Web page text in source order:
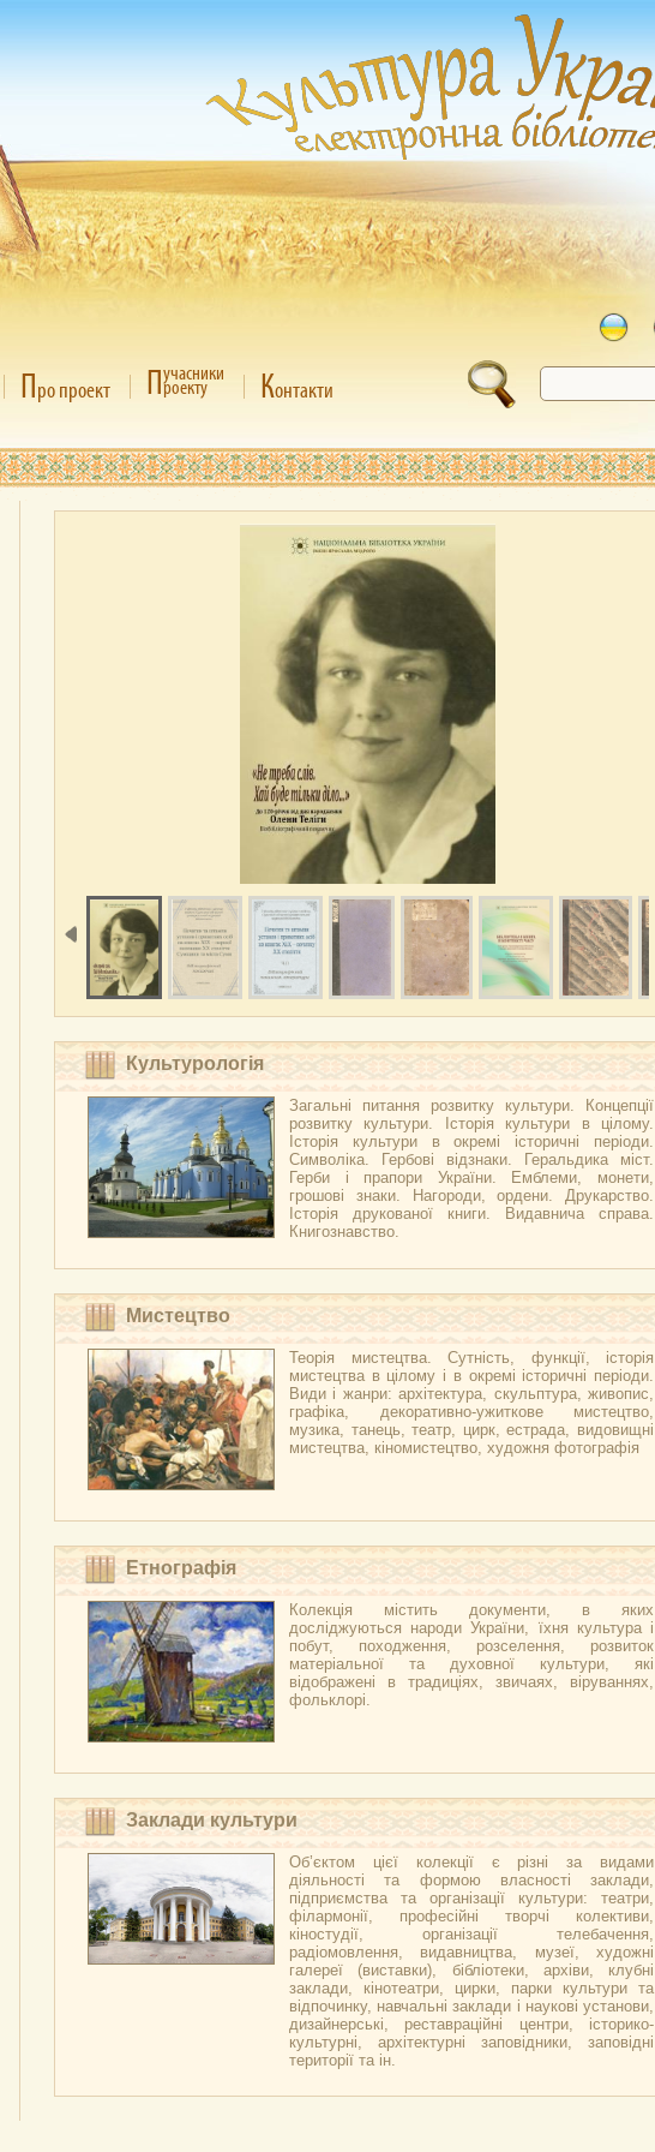
Про проект Пучасники
роекту Контакти
Культурологія
Загальні питання розвитку культури. Концепції
розвитку культури. Історія культури в цілому.
Історія культури в окремі історичні періоди.
Символіка. Гербові відзнаки. Геральдика міст.
Герби і прапори України. Емблеми, монети,
грошові знаки. Нагороди, ордени. Друкарство.
Історія друкованої книги. Видавнича справа.
Книгознавство.
Мистецтво
Теорія мистецтва. Сутність, функції, історія
мистецтва в цілому і в окремі історичні періоди.
Види і жанри: архітектура, скульптура, живопис,
графіка, декоративно-ужиткове мистецтво,
музика, танець, театр, цирк, естрада, видовищні
мистецтва, кіномистецтво, художня фотографія
Етнографія
Колекція містить документи, в яких
досліджуються народи України, їхня культура і
побут, походження, розселення, розвиток
матеріальної та духовної культури, які
відображені в традиціях, звичаях, віруваннях,
фольклорі.
Заклади культури
Об’єктом цієї колекції є різні за видами
діяльності та формою власності заклади,
підприємства та організації культури: театри,
філармонії, професійні творчі колективи,
кіностудії, організації телебачення,
радіомовлення, видавництва, музеї, художні
галереї (виставки), бібліотеки, архіви, клубні
заклади, кінотеатри, цирки, парки культури та
відпочинку, навчальні заклади і наукові установи,
дизайнерські, реставраційні центри, історико-
культурні, архітектурні заповідники, заповідні
території та ін.